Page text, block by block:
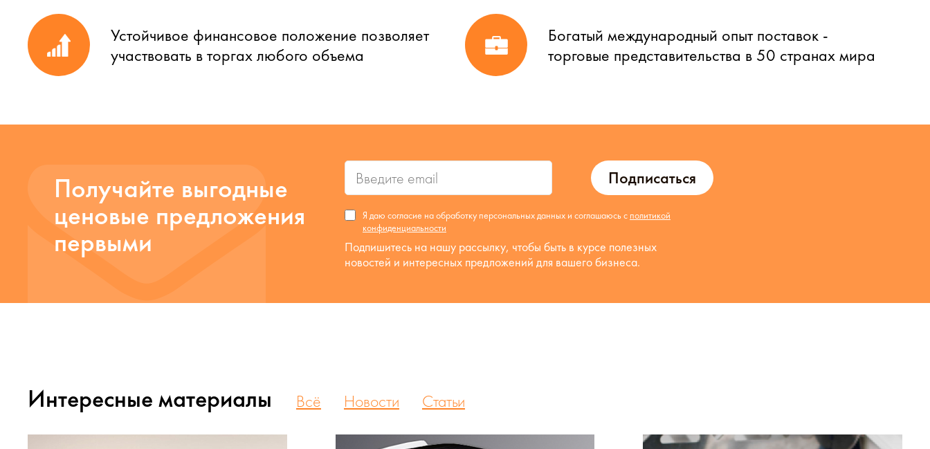
Устойчивое финансовое положение позволяет
участвовать в торгах любого объема
Богатый международный опыт поставок -
торговые представительства в 50 странах мира
Получайте выгодные
ценовые предложения
первыми
Подписаться
Я даю согласие на обработку персональных данных и соглашаюсь с политикой
конфиденциальности
Подпишитесь на нашу рассылку, чтобы быть в курсе полезных
новостей и интересных предложений для вашего бизнеса.
Интересные материалы Всё Новости Статьи